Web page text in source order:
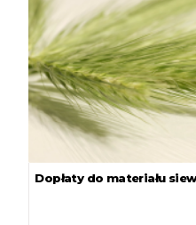
Dopłaty do materiału